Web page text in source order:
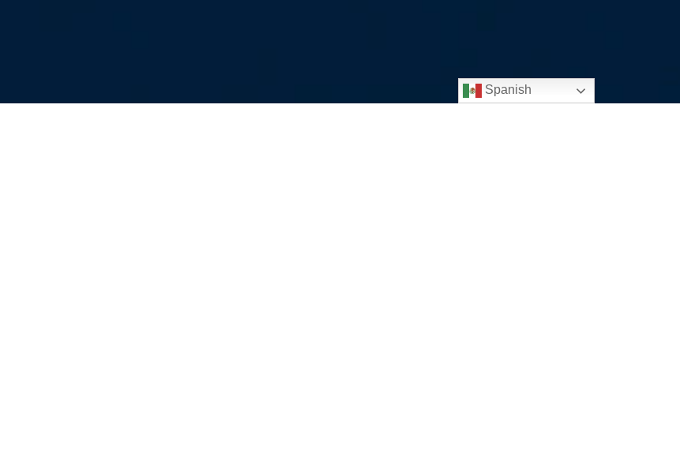
Spanish